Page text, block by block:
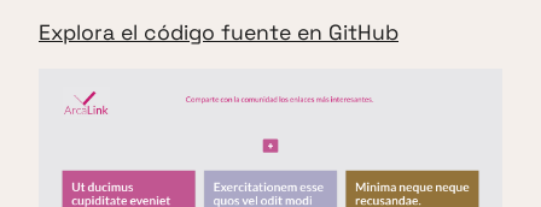
Explora el código fuente en GitHub